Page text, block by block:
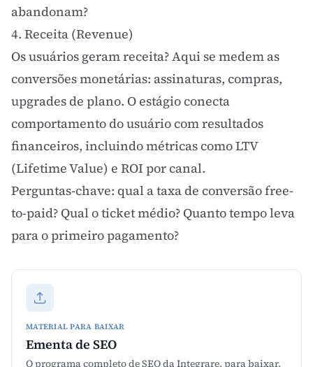
abandonam?
4. Receita (Revenue)
Os usuários geram receita? Aqui se medem as
conversões monetárias: assinaturas, compras,
upgrades de plano. O estágio conecta
comportamento do usuário com resultados
financeiros, incluindo métricas comoLTV
(Lifetime Value) e ROI por canal.
Perguntas-chave: qual a taxa de conversão free-
to-paid? Qual oticket médio? Quanto tempo leva
para o primeiro pagamento?
MATERIAL PARA BAIXAR
Ementa de SEO
O programa completo de SEO da Integrare, para baixar.